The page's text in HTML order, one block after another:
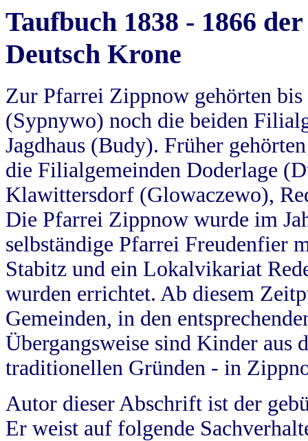
Taufbuch 1838 - 1866
Deutsch Krone
Zur Pfarrei Zippnow gehörten
(Sypnywo) noch die beiden
Jagdhaus (Budy). Früher
die Filialgemeinden Doderlage
Klawittersdorf (Glowaczewo),
Die Pfarrei Zippnow wurde im
selbständige Pfarrei Freudenfier
Stabitz und ein Lokalvikariat
wurden errichtet. Ab diesem
Gemeinden, in den
Übergangsweise sind Kinder aus
traditionellen Gründen - in
Autor dieser Abschrift ist der
Er weist auf folgende